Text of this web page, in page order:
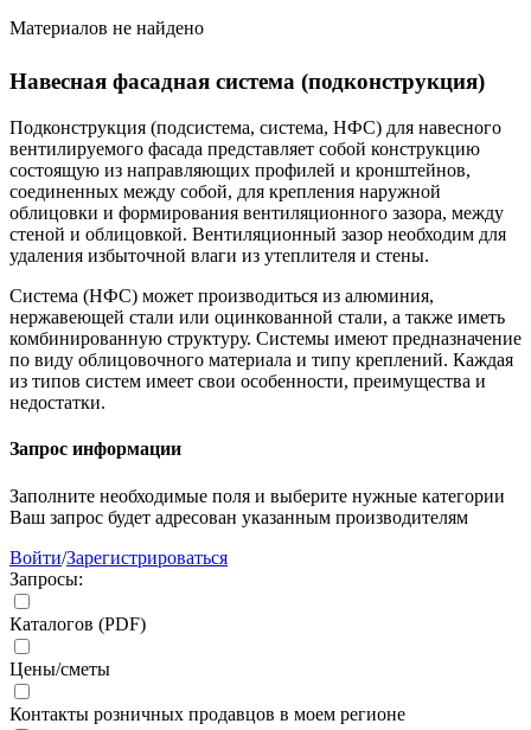
Материалов не найдено
Навесная фасадная система (подконструкция)
Подконструкция (подсистема, система, НФС) для навесного
вентилируемого фасада представляет собой конструкцию
состоящую из направляющих профилей и кронштейнов,
соединенных между собой, для крепления наружной
облицовки и формирования вентиляционного зазора, между
стеной и облицовкой. Вентиляционный зазор необходим для
удаления избыточной влаги из утеплителя и стены.
Система (НФС) может производиться из алюминия,
нержавеющей стали или оцинкованной стали, а также иметь
комбинированную структуру. Системы имеют предназначение
по виду облицовочного материала и типу креплений. Каждая
из типов систем имеет свои особенности, преимущества и
недостатки.
Запрос информации
Заполните необходимые поля и выберите нужные категории
Ваш запрос будет адресован указанным производителям
Войти/Зарегистрироваться
Запросы:
Каталогов (PDF)
Цены/сметы
Контакты розничных продавцов в моем регионе